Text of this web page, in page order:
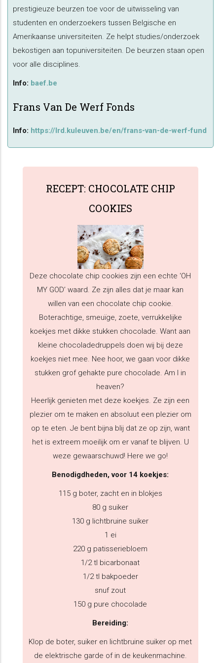
prestigieuze beurzen toe voor de uitwisseling van
studenten en onderzoekers tussen Belgische en
Amerikaanse universiteiten. Ze helpt studies/onderzoek
bekostigen aan topuniversiteiten. De beurzen staan open
voor alle disciplines.
Info: baef.be
Frans Van De Werf Fonds
Info: https://lrd.kuleuven.be/en/frans-van-de-werf-fund
RECEPT: CHOCOLATE CHIP
COOKIES
Deze chocolate chip cookies zijn een echte ‘OH
MY GOD’ waard. Ze zijn alles dat je maar kan
willen van een chocolate chip cookie.
Boterachtige, smeuïge, zoete, verrukkelijke
koekjes met dikke stukken chocolade. Want aan
kleine chocoladedruppels doen wij bij deze
koekjes niet mee. Nee hoor, we gaan voor dikke
stukken grof gehakte pure chocolade. Am I in
heaven?
Heerlijk genieten met deze koekjes. Ze zijn een
plezier om te maken en absoluut een plezier om
op te eten. Je bent bijna blij dat ze op zijn, want
het is extreem moeilijk om er vanaf te blijven. U
weze gewaarschuwd! Here we go!
Benodigdheden, voor 14 koekjes:
115 g boter, zacht en in blokjes
80 g suiker
130 g lichtbruine suiker
1 ei
220 g patisseriebloem
1/2 tl bicarbonaat
1/2 tl bakpoeder
snuf zout
150 g pure chocolade
Bereiding:
Klop de boter, suiker en lichtbruine suiker op met
de elektrische garde of in de keukenmachine.